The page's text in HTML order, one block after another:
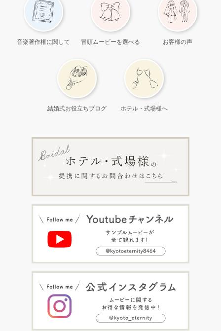
音楽著作権に関して 冒頭ムービーを選べる お客様の声
結婚式お役立ちブログ ホテル・式場様へ